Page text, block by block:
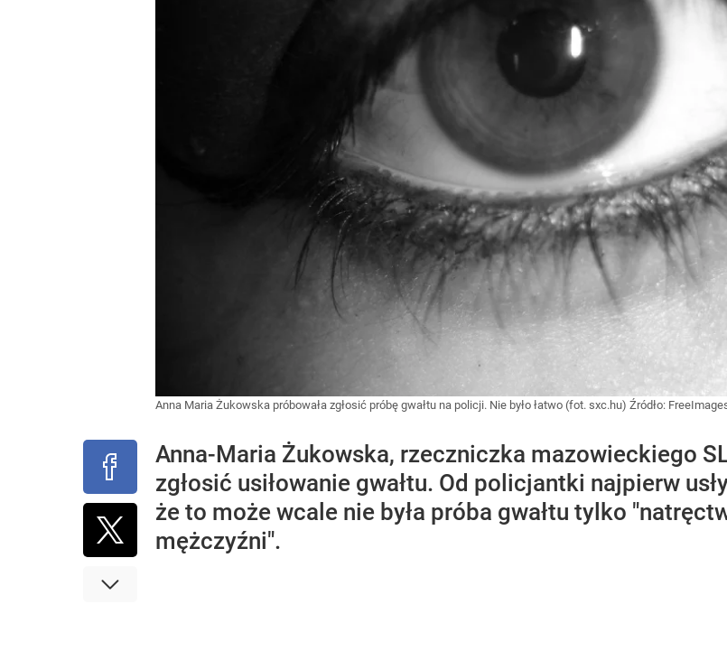
Anna Maria Żukowska próbowała zgłosić próbę gwałtu na policji. Nie było łatwo (fot. sxc.hu) Źródło:
Anna-Maria Żukowska, rzeczniczka mazowieckiego
zgłosić usiłowanie gwałtu. Od policjantki najpierw
że to może wcale nie była próba gwałtu tylko
mężczyźni".